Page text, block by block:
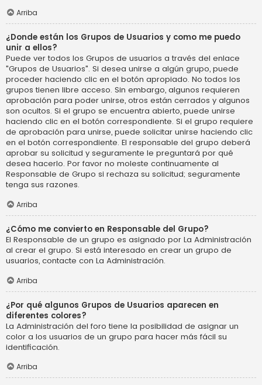
Arriba
¿Donde están los Grupos de Usuarios y como me puedo
unir a ellos?
Puede ver todos los Grupos de usuarios a través del enlace
"Grupos de Usuarios". Si desea unirse a algún grupo, puede
proceder haciendo clic en el botón apropiado. No todos los
grupos tienen libre acceso. Sin embargo, algunos requieren
aprobación para poder unirse, otros están cerrados y algunos
son ocultos. Si el grupo se encuentra abierto, puede unirse
haciendo clic en el botón correspondiente. Si el grupo requiere
de aprobación para unirse, puede solicitar unirse haciendo clic
en el botón correspondiente. El responsable del grupo deberá
aprobar su solicitud y seguramente le preguntará por qué
desea hacerlo. Por favor no moleste continuamente al
Responsable de Grupo si rechaza su solicitud; seguramente
tenga sus razones.
Arriba
¿Cómo me convierto en Responsable del Grupo?
El Responsable de un grupo es asignado por La Administración
al crear el grupo. Si está interesado en crear un grupo de
usuarios, contacte con La Administración.
Arriba
¿Por qué algunos Grupos de Usuarios aparecen en
diferentes colores?
La Administración del foro tiene la posibilidad de asignar un
color a los usuarios de un grupo para hacer más fácil su
identificación.
Arriba